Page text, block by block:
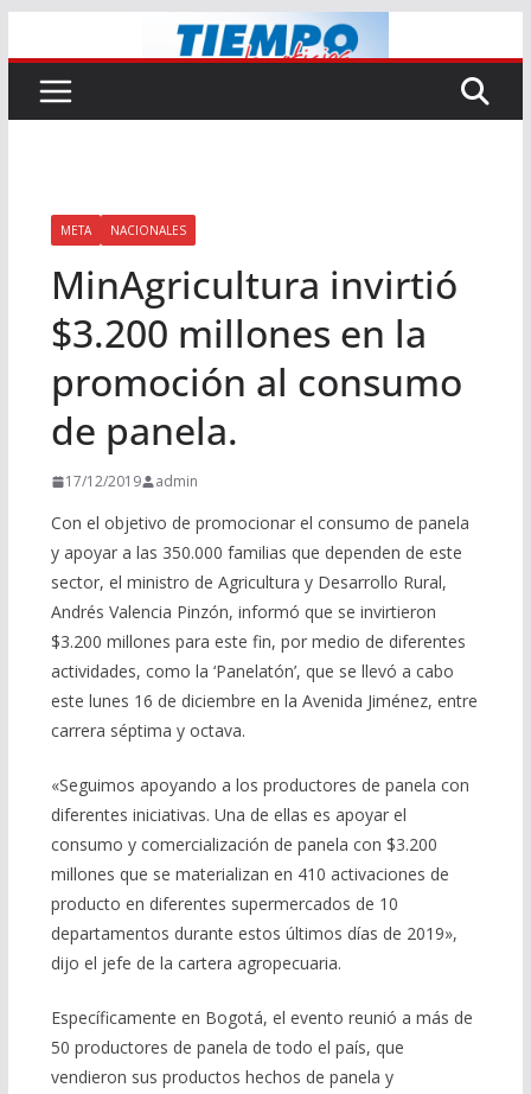
al
contenido
META NACIONALES
MinAgricultura invirtió
$3.200 millones en la
promoción al consumo
de panela.
17/12/2019 admin
Con el objetivo de promocionar el consumo de panela
y apoyar a las 350.000 familias que dependen de este
sector, el ministro de Agricultura y Desarrollo Rural,
Andrés Valencia Pinzón, informó que se invirtieron
$3.200 millones para este fin, por medio de diferentes
actividades, como la ‘Panelatón’, que se llevó a cabo
este lunes 16 de diciembre en la Avenida Jiménez, entre
carrera séptima y octava.
«Seguimos apoyando a los productores de panela con
diferentes iniciativas. Una de ellas es apoyar el
consumo y comercialización de panela con $3.200
millones que se materializan en 410 activaciones de
producto en diferentes supermercados de 10
departamentos durante estos últimos días de 2019»,
dijo el jefe de la cartera agropecuaria.
Específicamente en Bogotá, el evento reunió a más de
50 productores de panela de todo el país, que
vendieron sus productos hechos de panela y